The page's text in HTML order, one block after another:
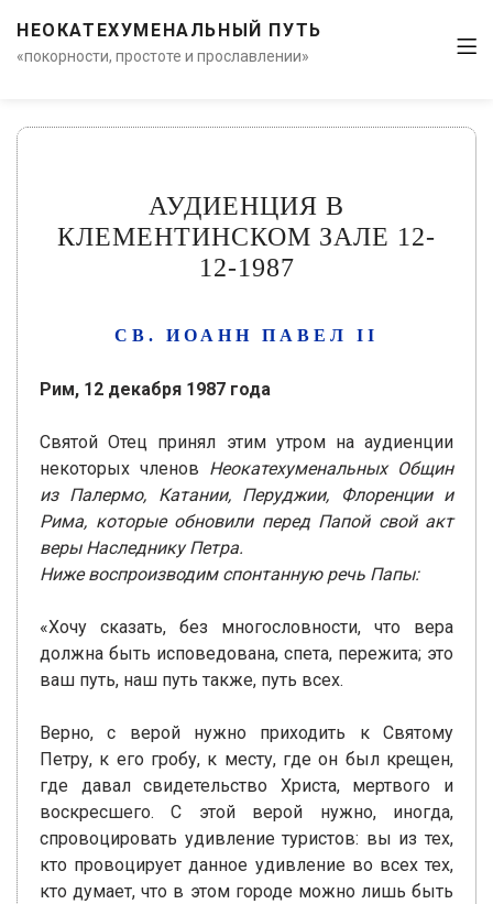
НЕОКАТЕХУМЕНАЛЬНЫЙ ПУТЬ
«покорности, простоте и прославлении»
АУДИЕНЦИЯ В
КЛЕМЕНТИНСКОМ ЗАЛЕ 12-
12-1987
СВ. ИОАНН ПАВЕЛ II
Рим, 12 декабря 1987 года
Святой Отец принял этим утром на аудиенции
некоторых членов Неокатехуменальных Общин
из Палермо, Катании, Перуджии, Флоренции и
Рима, которые обновили перед Папой свой акт
веры Наследнику Петра.
Ниже воспроизводим спонтанную речь Папы:
«Хочу сказать, без многословности, что вера
должна быть исповедована, спета, пережита; это
ваш путь, наш путь также, путь всех.
Верно, с верой нужно приходить к Святому
Петру, к его гробу, к месту, где он был крещен,
где давал свидетельство Христа, мертвого и
воскресшего. С этой верой нужно, иногда,
спровоцировать удивление туристов: вы из тех,
кто провоцирует данное удивление во всех тех,
кто думает, что в этом городе можно лишь быть